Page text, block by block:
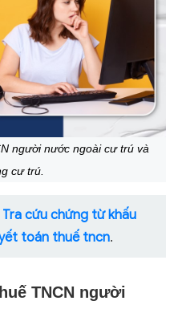
người nước ngoài cư trú và
cư trú.
Tra cứu chứng từ khấu
toán thuế tncn.
TNCN người